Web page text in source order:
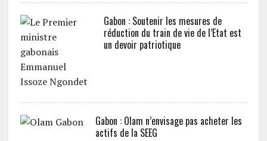
Gabon : Soutenir les mesures de
réduction du train de vie de l’Etat est
un devoir patriotique
Gabon : Olam n’envisage pas acheter les
actifs de la SEEG